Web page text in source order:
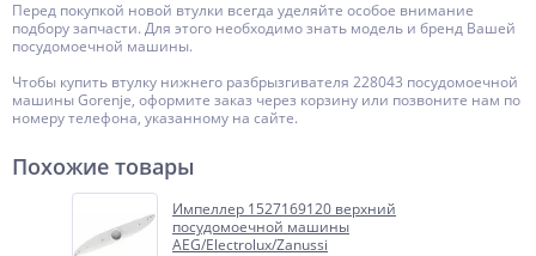
Перед покупкой новой втулки всегда уделяйте особое внимание
подбору запчасти. Для этого необходимо знать модель и бренд Вашей
посудомоечной машины.
Чтобы купить втулку нижнего разбрызгивателя 228043 посудомоечной
машины Gorenje, оформите заказ через корзину или позвоните нам по
номеру телефона, указанному на сайте.
Похожие товары
Импеллер 1527169120 верхний
посудомоечной машины
AEG/Electrolux/Zanussi